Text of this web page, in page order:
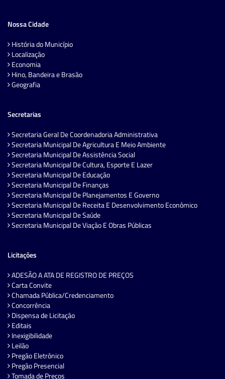
Nossa Cidade
História do Município
Localização
Economia
Hino, Bandeira e Brasão
Geografia
Secretarias
Secretaria Geral De Coordenadoria Administrativa
Secretaria Municipal De Agricultura E Meio Ambiente
Secretaria Municipal De Assistência Social
Secretaria Municipal De Cultura, Esporte E Lazer
Secretaria Municipal De Educação
Secretaria Municipal De Finanças
Secretaria Municipal De Planejamentos E Governo
Secretaria Municipal De Receita E Desenvolvimento Econômico
Secretaria Municipal De Saúde
Secretaria Municipal De Viação E Obras Públicas
Licitações
ADESÃO A ATA DE REGISTRO DE PREÇOS
Carta Convite
Chamada Pública/Credenciamento
Concorrência
Dispensa de Licitação
Editais
Inexigibilidade
Leilão
Pregão Eletrônico
Pregão Presencial
Tomada de Preços